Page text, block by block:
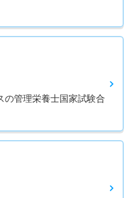
の管理栄養士国家試験合